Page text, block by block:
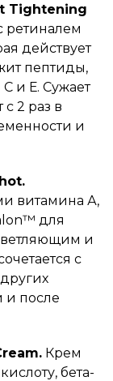
Tightening
ретиналем
действует
пептиды,
и Е. Сужает
2 раз в
и
витамина А,
для
и
с
и после
Крем
бета-